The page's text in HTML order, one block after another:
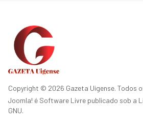
Copyright © 2026 Gazeta Uigense. Todos
Joomla! é Software Livre publicado sob a
GNU.